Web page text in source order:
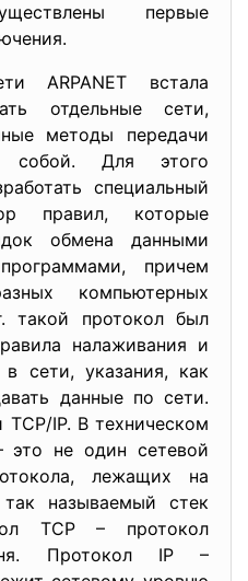
первые
ARPANET встала
отдельные сети,
методы передачи
собой. Для этого
специальный
правил, которые
обмена данными
причем
компьютерных
такой протокол был
налаживания и
сети, указания, как
данные по сети.
TCP/IP. В техническом
не один сетевой
лежащих на
называемый стек
TCP – протокол
Протокол IP –